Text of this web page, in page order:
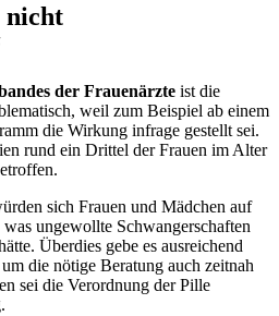
nicht
der Frauenärzte ist die
weil zum Beispiel ab einem
die Wirkung infrage gestellt sei.
rund ein Drittel der Frauen im Alter
sich Frauen und Mädchen auf
ungewollte Schwangerschaften
Überdies gebe es ausreichend
die nötige Beratung auch zeitnah
sei die Verordnung der Pille